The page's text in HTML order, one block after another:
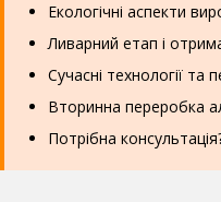
Екологічні аспекти
Ливарний етап і
Сучасні технології та
Вторинна переробка
Потрібна